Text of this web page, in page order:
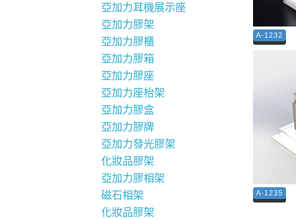
亞加力耳機展示座
亞加力膠架
亞加力膠櫃
亞加力膠箱
亞加力膠座
亞加力座枱架
亞加力膠盒
亞加力膠牌
亞加力發光膠架
化妝品膠架
亞加力膠相架
磁石相架
化妝品膠架
A-1232
A-1235